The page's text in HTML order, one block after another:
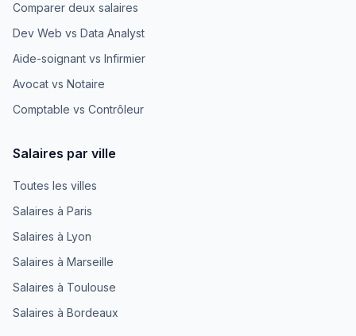
Comparer deux salaires
Dev Web vs Data Analyst
Aide-soignant vs Infirmier
Avocat vs Notaire
Comptable vs Contrôleur
Salaires par ville
Toutes les villes
Salaires à Paris
Salaires à Lyon
Salaires à Marseille
Salaires à Toulouse
Salaires à Bordeaux